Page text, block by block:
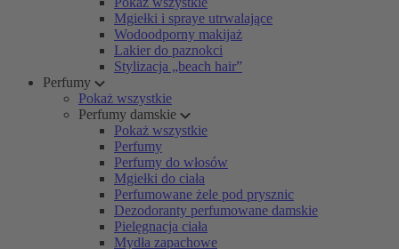
Mgiełki i spraye utrwalające
Wodoodporny makijaż
Lakier do paznokci
Stylizacja „beach hair”
Perfumy
Pokaż wszystkie
Perfumy damskie
Pokaż wszystkie
Perfumy
Perfumy do włosów
Mgiełki do ciała
Perfumowane żele pod prysznic
Dezodoranty perfumowane damskie
Pielęgnacja ciała
Mydła zapachowe